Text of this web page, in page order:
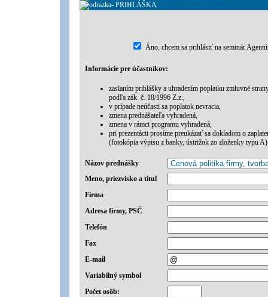
- PRIHLÁŠKA
Áno, chcem sa prihlásiť na seminár
Informácie pre účastníkov:
zaslaním prihlášky a uhradením poplatku zmluvné
podľa zák. č. 18/1996 Z.z.,
v prípade neúčasti sa poplatok nevracia,
zmena prednášateľa vyhradená,
zmena v rámci programu vyhradená,
pri prezentácii prosíme preukázať sa dokladom o
(fotokópia výpisu z banky, ústrižok zo zloženky typu
Názov prednášky
Meno, priezvisko a titul
Firma
Adresa firmy, PSČ
Telefón
Fax
E-mail
Variabilný symbol
Počet osôb: